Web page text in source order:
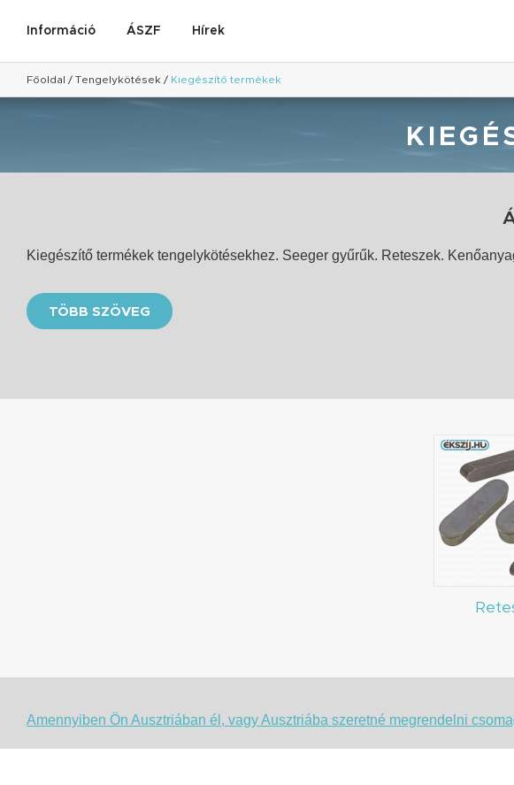
Információ ÁSZF Hírek
Főoldal / Tengelykötések / Kiegészítő termékek
Kiegészítő termékek tengelykötésekhez. Seeger gyűrűk. Reteszek.
TÖBB SZÖVEG
Amennyiben Ön Ausztriában él, vagy Ausztriába szeretné megrendelni